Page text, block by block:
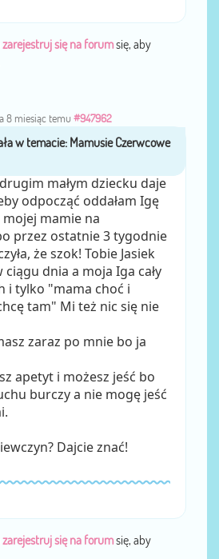
zarejestruj się na forumsię, aby
8 miesiąc temu #947962
przezbetka81
małym dziecku daje
odpocząć oddałam Igę
mamie na
przez ostatnie 3 tygodnie
że szok! Tobie Jasiek
dnia a moja Iga cały
i tylko "mama choć i
tam" Mi też nic się nie
zaraz po mnie bo ja
apetyt i możesz jeść bo
burczy a nie mogę jeść
Dajcie znać!
zarejestruj się na forumsię, aby